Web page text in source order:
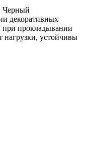
Черный
декоративных
при прокладывании
нагрузки, устойчивы